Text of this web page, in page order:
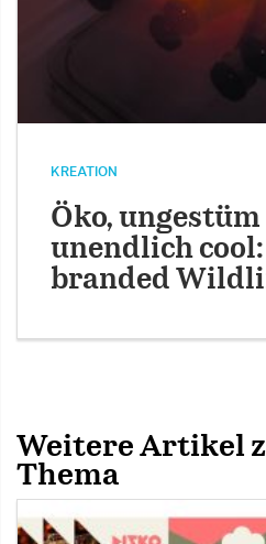
KREATION
Öko,
unendlich cool:
branded
Weitere Artikel
Thema